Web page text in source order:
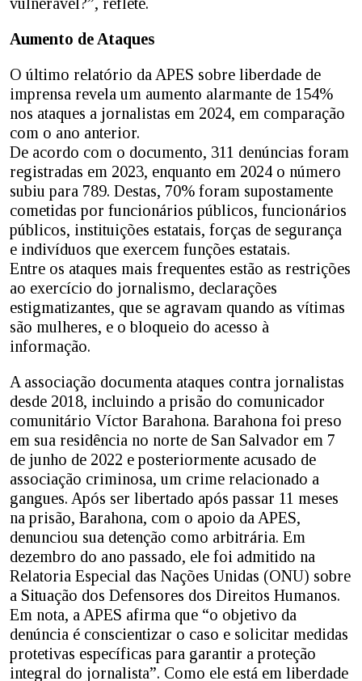
Aumento de Ataques
O último relatório da APES sobre liberdade de
imprensa revela um aumento alarmante de 154%
nos ataques a jornalistas em 2024, em comparação
com o ano anterior.
De acordo com o documento, 311 denúncias foram
registradas em 2023, enquanto em 2024 o número
subiu para 789. Destas, 70% foram supostamente
cometidas por funcionários públicos, funcionários
públicos, instituições estatais, forças de segurança
e indivíduos que exercem funções estatais.
Entre os ataques mais frequentes estão as restrições
ao exercício do jornalismo, declarações
estigmatizantes, que se agravam quando as vítimas
são mulheres, e o bloqueio do acesso à
informação.
A associação documenta ataques contra jornalistas
desde 2018, incluindo a prisão do comunicador
comunitário Víctor Barahona. Barahona foi preso
em sua residência no norte de San Salvador em 7
de junho de 2022 e posteriormente acusado de
associação criminosa, um crime relacionado a
gangues. Após ser libertado após passar 11 meses
na prisão, Barahona, com o apoio da APES,
denunciou sua detenção como arbitrária. Em
dezembro do ano passado, ele foi admitido na
Relatoria Especial das Nações Unidas (ONU) sobre
a Situação dos Defensores dos Direitos Humanos.
Em nota, a APES afirma que “o objetivo da
denúncia é conscientizar o caso e solicitar medidas
protetivas específicas para garantir a proteção
integral do jornalista”. Como ele está em liberdade